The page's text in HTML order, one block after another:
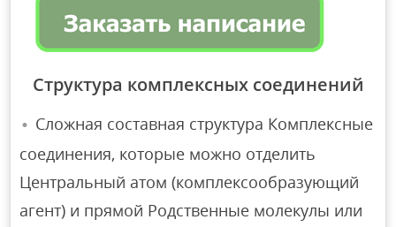
Структура комплексных соединений
Сложная составная структура Комплексные
соединения, которые можно отделить
Центральный атом (комплексообразующий
агент) и прямой Родственные молекулы или